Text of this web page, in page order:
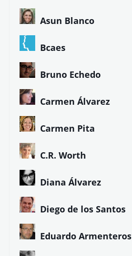
Asun Blanco
Bcaes
Bruno Echedo
Carmen Álvarez
Carmen Pita
C.R. Worth
Diana Álvarez
Diego de los Santos
Eduardo Armenteros